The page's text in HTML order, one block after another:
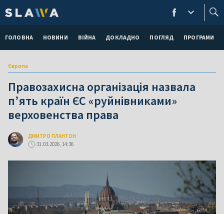
ГОЛОВНА НОВИНИ ВІЙНА ДОКЛАДНО ПОГЛЯД ПРОГРАМИ
Європа
Правозахисна організація назвала
п’ять країн ЄС «руйнівниками»
верховенства права
ДМИТРО ПЛАНТОН
31.03.2026, 14:36